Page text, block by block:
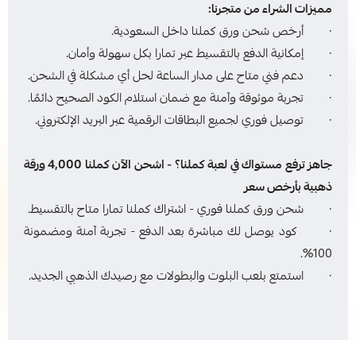
مميزات الشراء من متجرنا:
· أرخص شحن ورق كملنا داخل السعودية.
· إمكانية الدفع بالتقسيط عبر تمارا بكل سهولة وأمان.
· دعم فني متاح على مدار الساعة لحل أي مشكلة في الشحن.
· تجربة موثوقة وآمنة مع ضمان استلام الكود الصحيح دائمًا.
· توصيل فوري لجميع البطاقات الرقمية عبر البريد الإلكتروني.
جاهز ترفع مستواك في لعبة كملنا؟ - اشحن الآن كملنا 4,000 ورقة
ذهبية بأرخص سعر
· شحن ورق كملنا فوري - اشتراك كملنا تمارا متاح بالتقسيط.
· كود يوصل لك مباشرة بعد الدفع - تجربة آمنة ومضمونة
100%.
· استمتع بلعب البلوت والبطولات مع رصيدك الذهبي الجديد.